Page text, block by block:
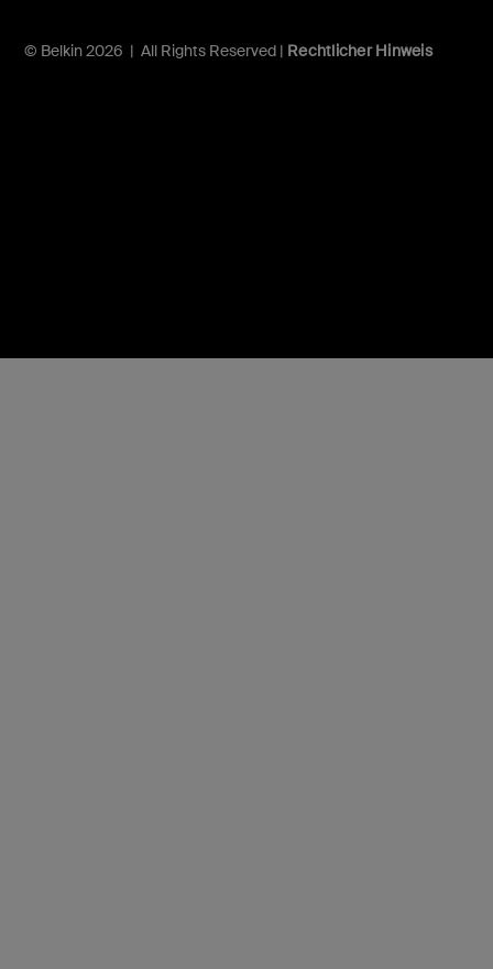
© Belkin 2026 | All Rights Reserved | Rechtlicher Hinweis